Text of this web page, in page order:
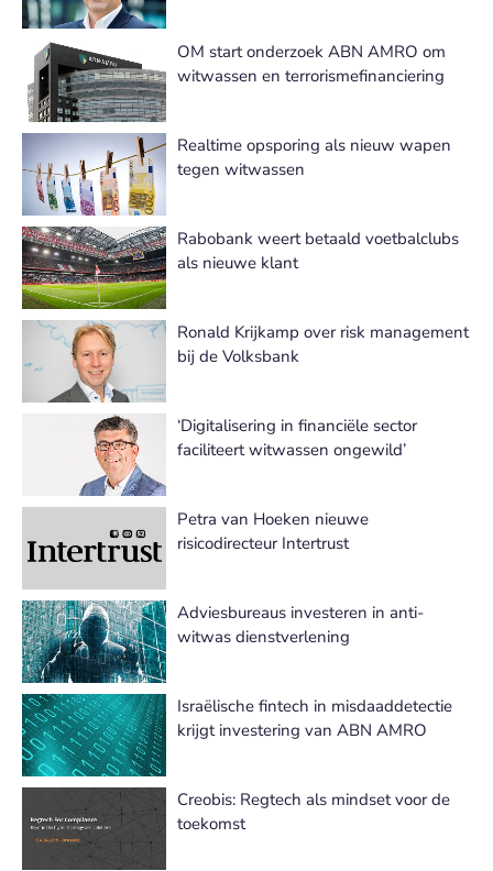
OM start onderzoek ABN AMRO om
witwassen en terrorismefinanciering
Realtime opsporing als nieuw wapen
tegen witwassen
Rabobank weert betaald voetbalclubs
als nieuwe klant
Ronald Krijkamp over risk management
bij de Volksbank
‘Digitalisering in financiële sector
faciliteert witwassen ongewild’
Petra van Hoeken nieuwe
risicodirecteur Intertrust
Adviesbureaus investeren in anti-
witwas dienstverlening
Israëlische fintech in misdaaddetectie
krijgt investering van ABN AMRO
Creobis: Regtech als mindset voor de
toekomst